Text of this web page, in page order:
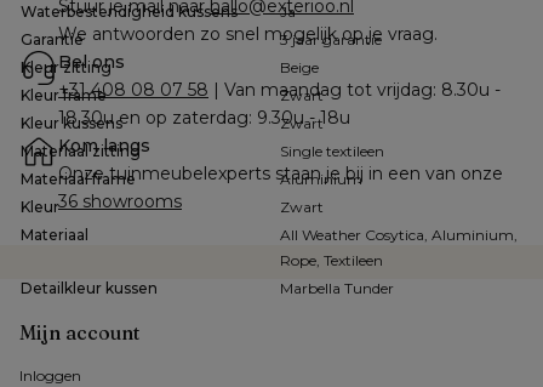
Waterbestendigheid kussens
Ja
Garantie
3 jaar garantie
Kleur zitting
Beige
Kleur frame
Zwart
Kleur kussens
Zwart
Materiaal zitting
Single textileen
Materiaal frame
Aluminium
Kleur
Zwart
Materiaal
All Weather Cosytica, Aluminium,
Rope, Textileen
Detailkleur kussen
Marbella Tunder
Stuur je mail naar hallo@exterioo.nl
We antwoorden zo snel mogelijk op je vraag.
Bel ons
+31 408 08 07 58 | Van maandag tot vrijdag: 8.30u -
18.30u en op zaterdag: 9.30u - 18u
Kom langs
36 showrooms
Mijn account
Inloggen